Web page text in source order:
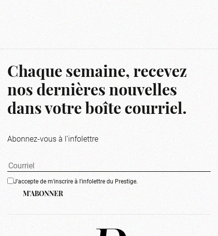
Chaque semaine, recevez
nos dernières nouvelles
dans votre boîte courriel.
Abonnez-vous à l'infolettre
J'accepte de m'inscrire à l'infolettre du Prestige.
M'ABONNER